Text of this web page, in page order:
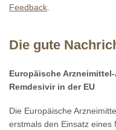
Feedback
Die gute
Europäische
Remdesivir in der EU
Die Europäische
erstmals den Einsatz eines